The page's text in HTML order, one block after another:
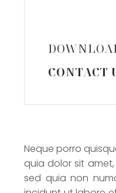
CONTACT
Neque porro
quia dolor sit
sed quia non